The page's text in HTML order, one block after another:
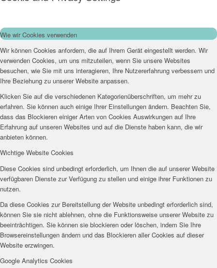
Wie wir Cookies verwenden
Wir können Cookies anfordern, die auf Ihrem Gerät eingestellt werden. Wir
verwenden Cookies, um uns mitzuteilen, wenn Sie unsere Websites
besuchen, wie Sie mit uns interagieren, Ihre Nutzererfahrung verbessern und
Ihre Beziehung zu unserer Website anpassen.
Klicken Sie auf die verschiedenen Kategorienüberschriften, um mehr zu
erfahren. Sie können auch einige Ihrer Einstellungen ändern. Beachten Sie,
dass das Blockieren einiger Arten von Cookies Auswirkungen auf Ihre
Erfahrung auf unseren Websites und auf die Dienste haben kann, die wir
anbieten können.
Wichtige Website Cookies
Diese Cookies sind unbedingt erforderlich, um Ihnen die auf unserer Website
verfügbaren Dienste zur Verfügung zu stellen und einige ihrer Funktionen zu
nutzen.
Da diese Cookies zur Bereitstellung der Website unbedingt erforderlich sind,
können Sie sie nicht ablehnen, ohne die Funktionsweise unserer Website zu
beeinträchtigen. Sie können sie blockieren oder löschen, indem Sie Ihre
Browsereinstellungen ändern und das Blockieren aller Cookies auf dieser
Website erzwingen.
Google Analytics Cookies